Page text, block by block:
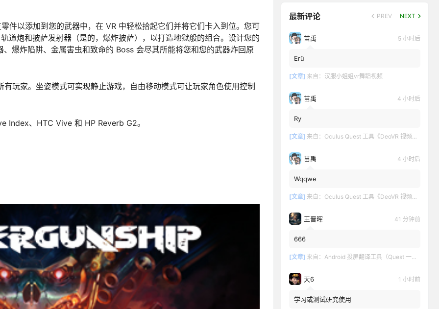
件以添加到您的武器中，在 VR 中轻松拾起它们并将它们卡入到位。您可
道炮和披萨发射器（是的，爆炸披萨），以打造地狱般的组合。设计您的
爆炸陷阱、金属害虫和致命的 Boss 会尽其所能将您和您的武器炸回原
玩家。坐姿模式可实现静止游戏，自由移动模式可让玩家角色使用控制
Index、HTC Vive 和 HP Reverb G2。
最新评论 PREV NEXT
苗禹 5 小时后
Erü
[文章] 来自： 汉服小姐姐vr舞蹈视频
苗禹 4 小时后
Ry
[文章] 来自： Oculus Quest 工具《DeoVR 视频播放器》DeoVR Quest
苗禹 4 小时后
Wqqwe
[文章] 来自： Oculus Quest 工具《DeoVR 视频播放器汉化中文版》DeoVR Quest
王晋晖 41 分钟前
666
[文章] 来自： Android 投屏翻译工具（Quest 一键投屏和翻译）
天6 1 小时前
学习或测试研究使用